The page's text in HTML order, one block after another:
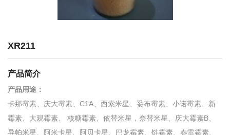
XR211
产品简介
产品用途：
卡那霉素、庆大霉素、C1A、西索米星、妥布霉素、小诺霉素、新
霉素、大观霉素、 核糖霉素、依替米星，奈替米星、庆大霉素B、
异帕米星、阿米卡星、阿贝卡星、巴龙霉素、链霉素、春雷霉素、